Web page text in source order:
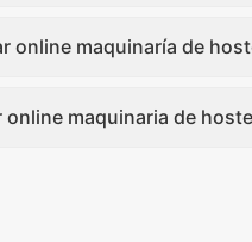
online maquinaría de
online maquinaria de